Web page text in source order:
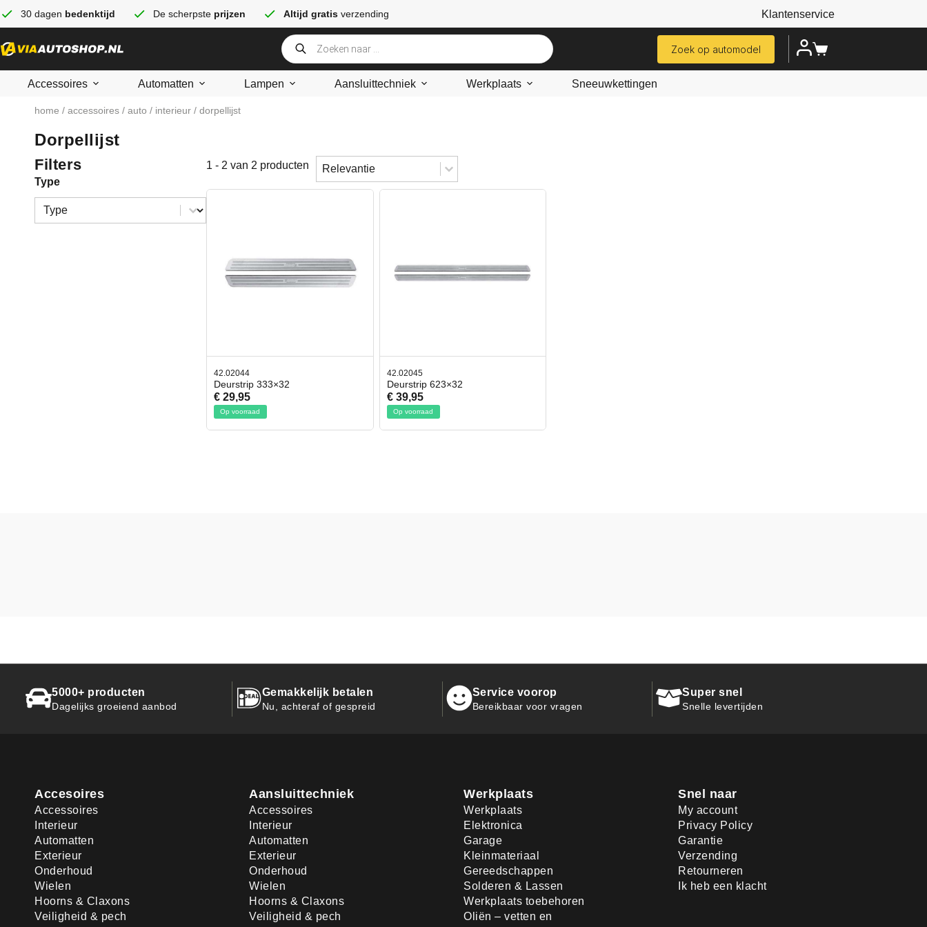
30 dagen bedenktijd De scherpste prijzen Altijd gratis verzending Klantenservice
Zoek op automodel
Accessoires Automatten Lampen Aansluittechniek Werkplaats Sneeuwkettingen
home / accessoires / auto / interieur / dorpellijst
Dorpellijst
Filters
Type
Type
Type
1 - 2 van 2 producten Sorteren
Sort content
Sort content
42.02044
Deurstrip 333×32
€ 29,95
Op voorraad
42.02045
Deurstrip 623×32
€ 39,95
Op voorraad
5000+ producten
Dagelijks groeiend aanbod
Gemakkelijk betalen
Nu, achteraf of gespreid
Service voorop
Bereikbaar voor vragen
Super snel
Snelle levertijden
Accesoires
Accessoires
Interieur
Automatten
Exterieur
Onderhoud
Wielen
Hoorns & Claxons
Veiligheid & pech
Aansluittechniek
Accessoires
Interieur
Automatten
Exterieur
Onderhoud
Wielen
Hoorns & Claxons
Veiligheid & pech
Werkplaats
Werkplaats
Elektronica
Garage
Kleinmateriaal
Gereedschappen
Solderen & Lassen
Werkplaats toebehoren
Oliën – vetten en
Snel naar
My account
Privacy Policy
Garantie
Verzending
Retourneren
Ik heb een klacht